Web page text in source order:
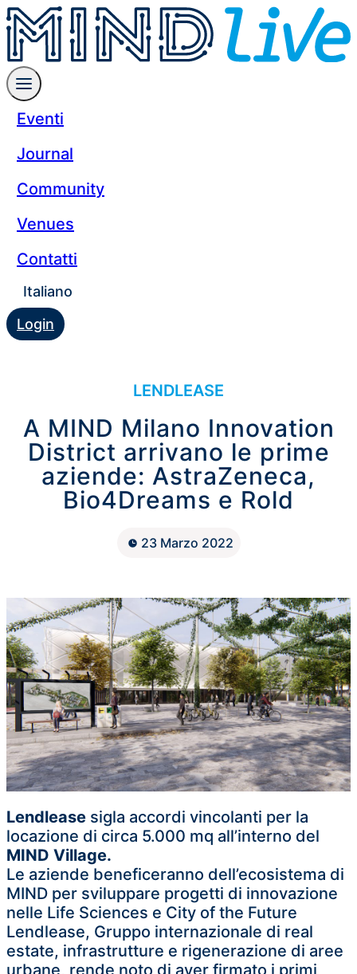
Eventi
Journal
Community
Venues
Contatti
Italiano
Login
LENDLEASE
A MIND Milano Innovation
District arrivano le prime
aziende: AstraZeneca,
Bio4Dreams e Rold
23 Marzo 2022
Lendlease sigla accordi vincolanti per la
locazione di circa 5.000 mq all’interno del
MIND Village.
Le aziende beneficeranno dell’ecosistema di
MIND per sviluppare progetti di innovazione
nelle Life Sciences e City of the Future
Lendlease, Gruppo internazionale di real
estate, infrastrutture e rigenerazione di aree
urbane, rende noto di aver firmato i primi